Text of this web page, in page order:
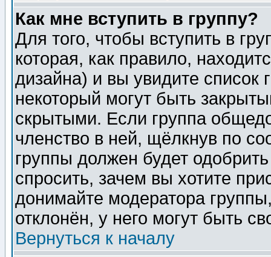
Как мне вступить в группу?
Для того, чтобы вступить в
которая, как правило,
дизайна) и вы увидите список
некоторый могут быть
скрытыми. Если группа
членство в ней, щёлкнув по
группы должен будет
спросить, зачем вы хотите
донимайте модератора
отклонён, у него могут быть
Вернуться к началу